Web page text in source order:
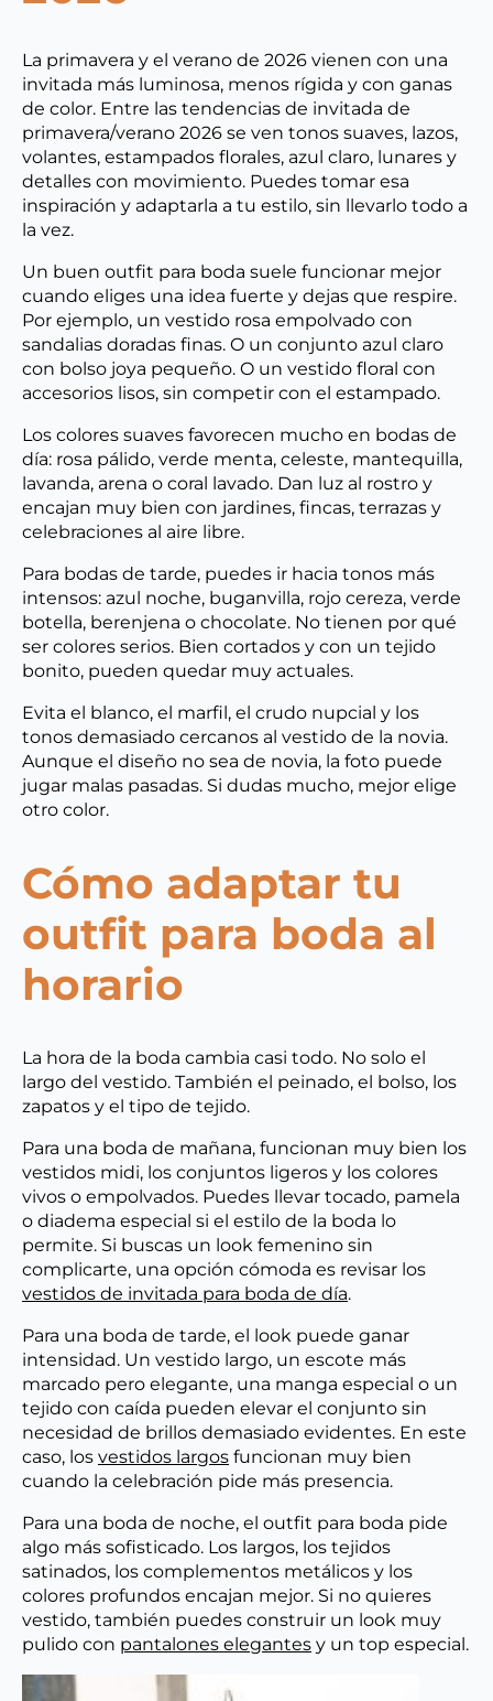
La primavera y el verano de 2026 vienen con una
invitada más luminosa, menos rígida y con ganas
de color. Entre las tendencias de invitada de
primavera/verano 2026 se ven tonos suaves, lazos,
volantes, estampados florales, azul claro, lunares y
detalles con movimiento. Puedes tomar esa
inspiración y adaptarla a tu estilo, sin llevarlo todo a
la vez.
Un buen outfit para boda suele funcionar mejor
cuando eliges una idea fuerte y dejas que respire.
Por ejemplo, un vestido rosa empolvado con
sandalias doradas finas. O un conjunto azul claro
con bolso joya pequeño. O un vestido floral con
accesorios lisos, sin competir con el estampado.
Los colores suaves favorecen mucho en bodas de
día: rosa pálido, verde menta, celeste, mantequilla,
lavanda, arena o coral lavado. Dan luz al rostro y
encajan muy bien con jardines, fincas, terrazas y
celebraciones al aire libre.
Para bodas de tarde, puedes ir hacia tonos más
intensos: azul noche, buganvilla, rojo cereza, verde
botella, berenjena o chocolate. No tienen por qué
ser colores serios. Bien cortados y con un tejido
bonito, pueden quedar muy actuales.
Evita el blanco, el marfil, el crudo nupcial y los
tonos demasiado cercanos al vestido de la novia.
Aunque el diseño no sea de novia, la foto puede
jugar malas pasadas. Si dudas mucho, mejor elige
otro color.
Cómo adaptar tu
outfit para boda al
horario
La hora de la boda cambia casi todo. No solo el
largo del vestido. También el peinado, el bolso, los
zapatos y el tipo de tejido.
Para una boda de mañana, funcionan muy bien los
vestidos midi, los conjuntos ligeros y los colores
vivos o empolvados. Puedes llevar tocado, pamela
o diadema especial si el estilo de la boda lo
permite. Si buscas un look femenino sin
complicarte, una opción cómoda es revisar los
vestidos de invitada para boda de día.
Para una boda de tarde, el look puede ganar
intensidad. Un vestido largo, un escote más
marcado pero elegante, una manga especial o un
tejido con caída pueden elevar el conjunto sin
necesidad de brillos demasiado evidentes. En este
caso, los vestidos largos funcionan muy bien
cuando la celebración pide más presencia.
Para una boda de noche, el outfit para boda pide
algo más sofisticado. Los largos, los tejidos
satinados, los complementos metálicos y los
colores profundos encajan mejor. Si no quieres
vestido, también puedes construir un look muy
pulido con pantalones elegantes y un top especial.